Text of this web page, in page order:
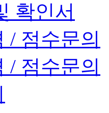
확인서
/ 점수문의
/ 점수문의